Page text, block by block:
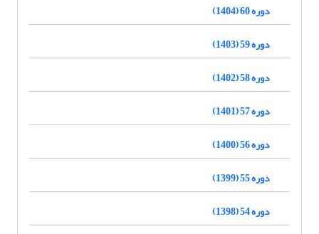
دوره 60 (1404)
دوره 59 (1403)
دوره 58 (1402)
دوره 57 (1401)
دوره 56 (1400)
دوره 55 (1399)
دوره 54 (1398)